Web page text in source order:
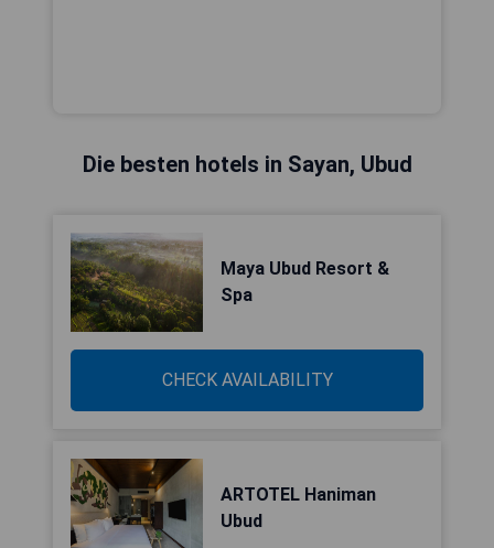
Die besten hotels in Sayan, Ubud
Maya Ubud Resort &
Spa
CHECK AVAILABILITY
ARTOTEL Haniman
Ubud